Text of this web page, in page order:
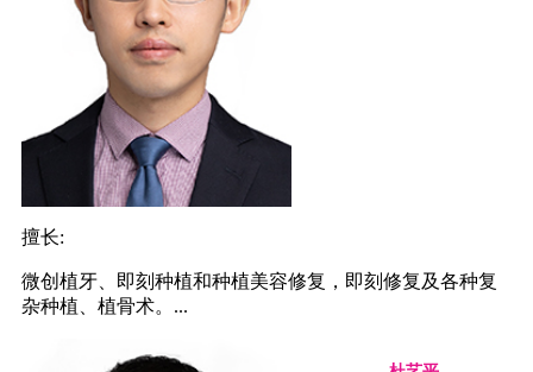
擅长:
微创植牙、即刻种植和种植美容修复，即刻修复及各种复
杂种植、植骨术。...